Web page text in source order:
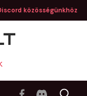
közösségünkhöz